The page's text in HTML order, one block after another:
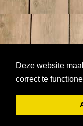
Deze website
correct te